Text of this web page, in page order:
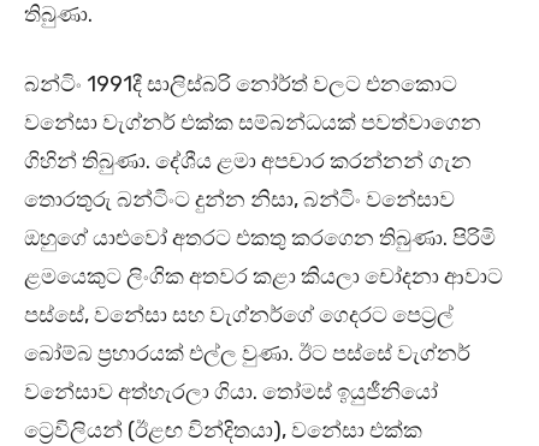
තිබුණා.
බන්ටිං 1991දී සාලිස්බරි නෝර්ත් වලට එනකොට
වනේසා වැග්නර් එක්ක සම්බන්ධයක් පවත්වාගෙන
ගිහින් තිබුණා. දේශීය ළමා අපචාර කරන්නන් ගැන
තොරතුරු බන්ටිංට දුන්න නිසා, බන්ටිං වනේසාව
ඔහුගේ යාළුවෝ අතරට එකතු කරගෙන තිබුණා. පිරිමි
ළමයෙකුට ලිංගික අතවර කළා කියලා චෝදනා ආවාට
පස්සේ, වනේසා සහ වැග්නර්ගේ ගෙදරට පෙට්‍රල්
බෝම්බ ප්‍රහාරයක් එල්ල වුණා. ඊට පස්සේ වැග්නර්
වනේසාව අත්හැරලා ගියා. තෝමස් ඉයුජීනියෝ
ට්‍රෙවිලියන් (ඊළඟ වින්දිතයා), වනේසා එක්ක